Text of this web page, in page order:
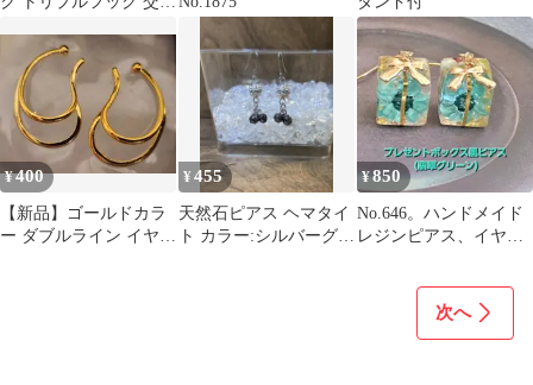
フック3本針
¥400
【新品】ゴールドカラ
ー ダブルライン イヤー
¥455
天然石ピアス ヘマタイ
ト カラー:シルバーグレ
¥850
No.646。ハンドメイド
レジンピアス、イヤリ
次へ